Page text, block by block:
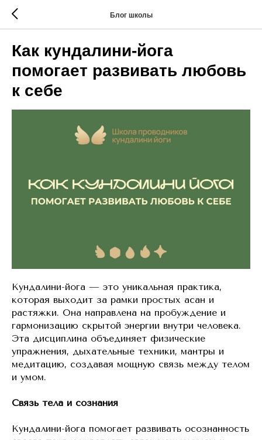
Блог школы
Как кундалини-йога
помогает развивать любовь
к себе
Кундалини-йога — это уникальная практика,
которая выходит за рамки простых асан и
растяжки. Она направлена на пробуждение и
гармонизацию скрытой энергии внутри человека.
Эта дисциплина объединяет физические
упражнения, дыхательные техники, мантры и
медитацию, создавая мощную связь между телом
и умом.
Связь тела и сознания
Кундалини-йога помогает развивать осознанность